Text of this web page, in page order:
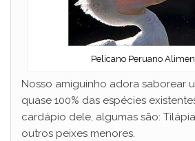
o
Pelicano Peruano
Nosso amiguinho adora saborear
quase 100% das espécies
cardápio dele, algumas são:
outros peixes menores.